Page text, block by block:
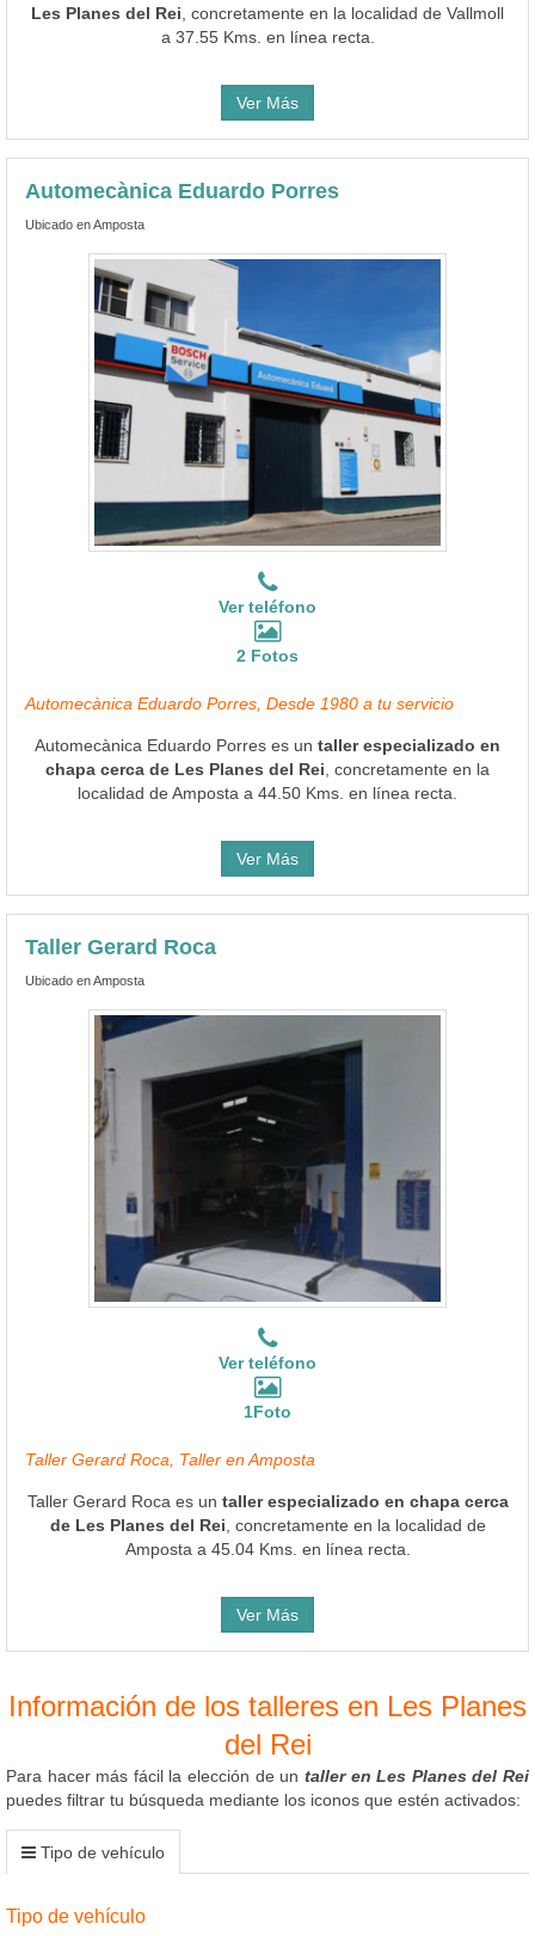
Les Planes del Rei , concretamente en la localidad de Vallmoll
a 37.55 Kms. en línea recta.
Ver Más
Automecànica Eduardo Porres
Ubicado en Amposta
Ver teléfono
2 Fotos
Automecànica Eduardo Porres, Desde 1980 a tu servicio
Automecànica Eduardo Porres es un taller especializado en
chapa cerca de Les Planes del Rei , concretamente en la
localidad de Amposta a 44.50 Kms. en línea recta.
Ver Más
Taller Gerard Roca
Ubicado en Amposta
Ver teléfono
1Foto
Taller Gerard Roca, Taller en Amposta
Taller Gerard Roca es un taller especializado en chapa cerca
de Les Planes del Rei , concretamente en la localidad de
Amposta a 45.04 Kms. en línea recta.
Ver Más
Información de los talleres en Les Planes
del Rei
Para hacer más fácil la elección de un taller en Les Planes del Rei
puedes filtrar tu búsqueda mediante los iconos que estén activados:
Tipo de vehículo
Tipo de vehículo